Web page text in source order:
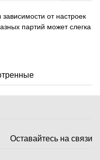
от настроек
партий может слегка
Оставайтесь на связи